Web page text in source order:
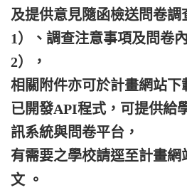
及提供意見隨函檢送問卷調
1）、調查注意事項及問卷
2），
相關附件亦可於計畫網站下
已開發API程式，可提供給
訊系統與問卷平台，
有需要之學校請逕至計畫網
文 。